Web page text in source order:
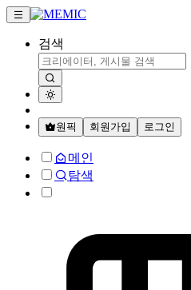
검색
원픽 회원가입 로그인
메인
탐색